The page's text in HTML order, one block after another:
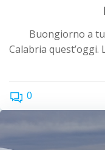
Buongiorno a
Calabria
0